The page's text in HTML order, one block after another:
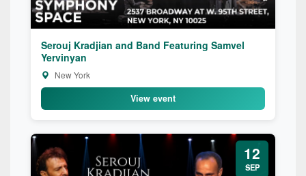
Serouj Kradjian and Band Featuring Samvel
Yervinyan
New York
View event
12
SEP